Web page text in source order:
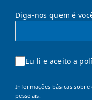
Diga-nos quem é
Eu li e aceito a
Informações básicas
pessoais: